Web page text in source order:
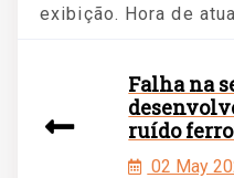
exibição. Hora de
Falha na
ruído
02 May